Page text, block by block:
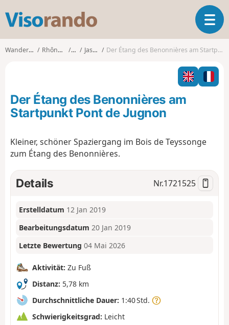
s
o
T
o
g
l
n
o
Wanderungen Rhône-Alpes Ain Jasseron Der Étang des Benonnières am Startpunkt Pont de Jugnon
Der Étang des Benonnières am
Startpunkt Pont de Jugnon
Kleiner, schöner Spaziergang im Bois de Teyssonge
zum Étang des Benonnières.
Details Nr.1721525
Erstelldatum 12 Jan 2019
Bearbeitungsdatum 20 Jan 2019
Letzte Bewertung 04 Mai 2026
Aktivität: Zu Fuß
Distanz: 5,78 km
Durchschnittliche Dauer: 1:40 Std.
Schwierigkeitsgrad: Leicht